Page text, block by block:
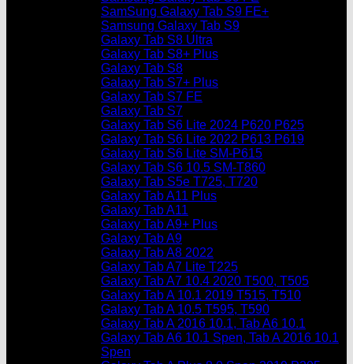
SamSung Galaxy Tab S9 FE+
Samsung Galaxy Tab S9
Galaxy Tab S8 Ultra
Galaxy Tab S8+ Plus
Galaxy Tab S8
Galaxy Tab S7+ Plus
Galaxy Tab S7 FE
Galaxy Tab S7
Galaxy Tab S6 Lite 2024 P620 P625
Galaxy Tab S6 Lite 2022 P613 P619
Galaxy Tab S6 Lite SM-P615
Galaxy Tab S6 10.5 SM-T860
Galaxy Tab S5e T725, T720
Galaxy Tab A11 Plus
Galaxy Tab A11
Galaxy Tab A9+ Plus
Galaxy Tab A9
Galaxy Tab A8 2022
Galaxy Tab A7 Lite T225
Galaxy Tab A7 10.4 2020 T500, T505
Galaxy Tab A 10.1 2019 T515, T510
Galaxy Tab A 10.5 T595, T590
Galaxy Tab A 2016 10.1, Tab A6 10.1
Galaxy Tab A6 10.1 Spen, Tab A 2016 10.1
Spen